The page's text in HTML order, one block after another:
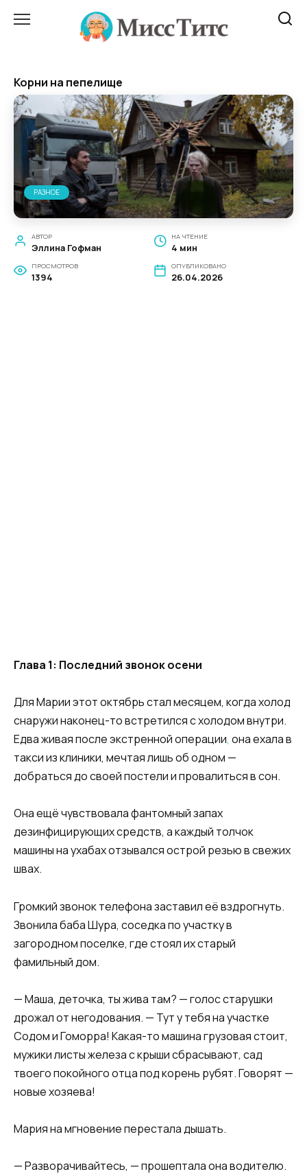
Корни на пепелище
РАЗНОЕ
АВТОР
Эллина Гофман
НА ЧТЕНИЕ
4 мин
ПРОСМОТРОВ
1394
ОПУБЛИКОВАНО
26.04.2026
Глава 1: Последний звонок осени
Для Марии этот октябрь стал месяцем, когда холод
снаружи наконец-то встретился с холодом внутри.
Едва живая после экстренной операции, она ехала в
такси из клиники, мечтая лишь об одном —
добраться до своей постели и провалиться в сон.
Она ещё чувствовала фантомный запах
дезинфицирующих средств, а каждый толчок
машины на ухабах отзывался острой резью в свежих
швах.
Громкий звонок телефона заставил её вздрогнуть.
Звонила баба Шура, соседка по участку в
загородном поселке, где стоял их старый
фамильный дом.
— Маша, деточка, ты жива там? — голос старушки
дрожал от негодования. — Тут у тебя на участке
Содом и Гоморра! Какая-то машина грузовая стоит,
мужики листы железа с крыши сбрасывают, сад
твоего покойного отца под корень рубят. Говорят —
новые хозяева!
Мария на мгновение перестала дышать.
— Разворачивайтесь, — прошептала она водителю.